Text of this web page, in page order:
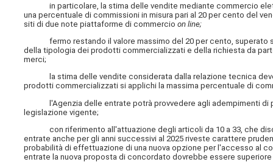
in particolare, la stima delle vendite mediante commercio
una percentuale di commissioni in misura pari al 20 per cento del
siti di due note piattaforme di commercioon line;
fermo restando il valore massimo del 20 per cento, superato
della tipologia dei prodotti commercializzati e della richiesta da
merci;
la stima delle vendite considerata dalla relazione tecnica
prodotti commercializzati si applichi la massima percentuale di
l'Agenzia delle entrate potrà provvedere agli adempimenti di
legislazione vigente;
con riferimento all'attuazione degli articoli da 10 a 33, che
entrate anche per gli anni successivi al 2025 riveste carattere
probabilità di effettuazione di una nuova opzione per l'accesso al
entrate la nuova proposta di concordato dovrebbe essere